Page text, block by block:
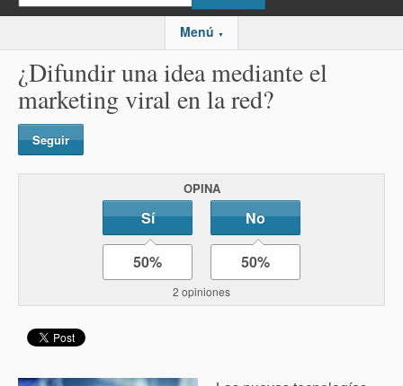
Menú ▼
¿Difundir una idea mediante el
marketing viral en la red?
Seguir
OPINA
Sí No
50% 50%
2 opiniones